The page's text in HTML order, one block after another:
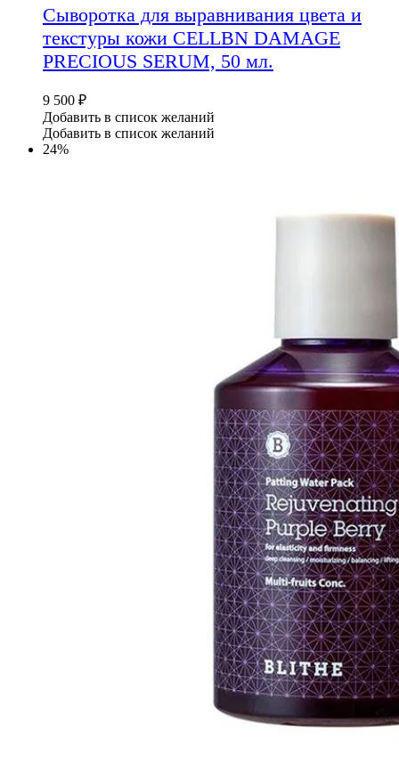
Сыворотка для выравнивания цвета и
текстуры кожи CELLBN DAMAGE
PRECIOUS SERUM, 50 мл.
9 500 ₽
Добавить в список желаний
Добавить в список желаний
24%